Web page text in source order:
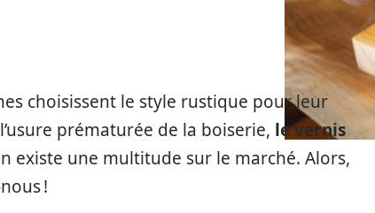
choisissent le style rustique pour leur
prématurée de la boiserie, le vernis
existe une multitude sur le marché. Alors,
!